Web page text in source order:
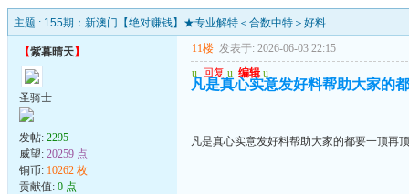
主题 : 155期：新澳门【绝对赚钱】★专业解特＜合数中特＞好料
【紫暮晴天】
圣骑士
发帖: 2295
威望: 20259 点
铜币: 10262 枚
贡献值: 0 点
11楼 发表于: 2026-06-03 22:15
u 回复 u 编辑 u
凡是真心实意发好料帮助大家的
凡是真心实意发好料帮助大家的都要一顶再